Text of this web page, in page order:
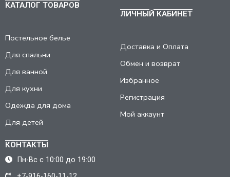
КАТАЛОГ ТОВАРОВ
Постельное белье
Для спальни
Для ванной
Для кухни
Одежда для дома
Для детей
ЛИЧНЫЙ КАБИНЕТ
Доставка и Оплата
Обмен и возврат
Избранное
Регистрация
Мой аккаунт
КОНТАКТЫ
Пн-Вс с 10:00 до 19:00